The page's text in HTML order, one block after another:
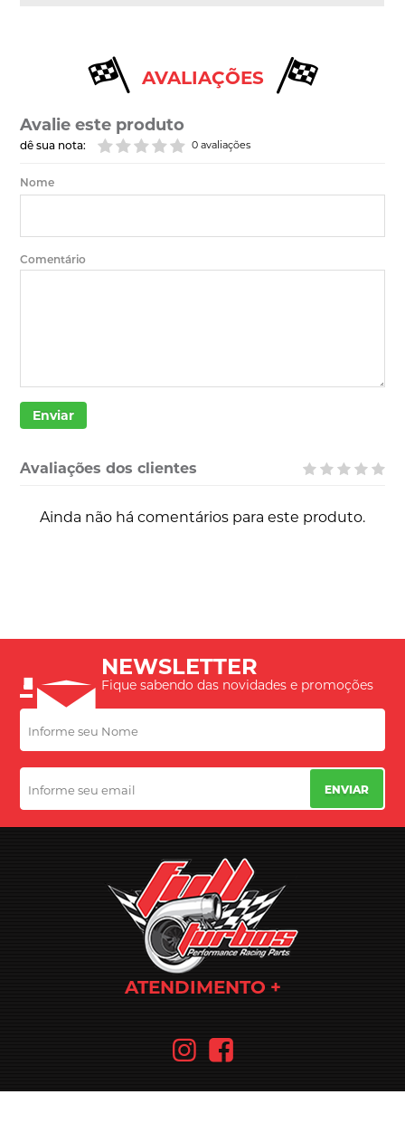
AVALIAÇÕES
Avalie este produto
0 avaliações
dê sua nota:
Nome
Comentário
Enviar
Avaliações dos clientes
Ainda não há comentários para este produto.
NEWSLETTER
Fique sabendo das novidades e promoções
ENVIAR
ATENDIMENTO